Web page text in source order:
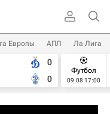
Европы АПЛ Ла Лига
0
0
Футбол
09.08 17:00